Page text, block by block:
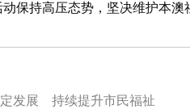
保持高压态势，坚决维护本澳
发展 持续提升市民福祉